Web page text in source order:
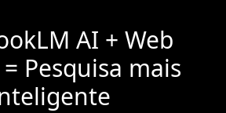
AI + Web
Pesquisa mais